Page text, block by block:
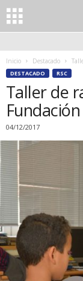
Inicio Destacado
DESTACADO RSC
Taller de
04/12/2017